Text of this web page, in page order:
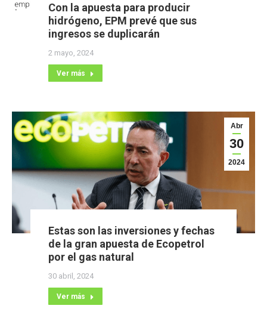
Con la apuesta para producir
hidrógeno, EPM prevé que sus
ingresos se duplicarán
2 mayo, 2024
Ver más
Abr
30
2024
Estas son las inversiones y fechas
de la gran apuesta de Ecopetrol
por el gas natural
30 abril, 2024
Ver más